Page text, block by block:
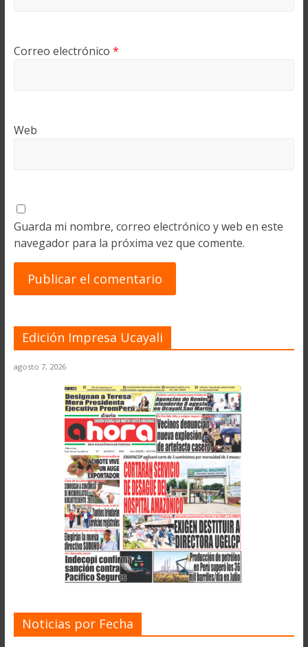
Correo electrónico *
Web
Guarda mi nombre, correo electrónico y web en este
navegador para la próxima vez que comente.
Edición Impresa Ucayali
agosto 7, 2026
Noticias por Fecha